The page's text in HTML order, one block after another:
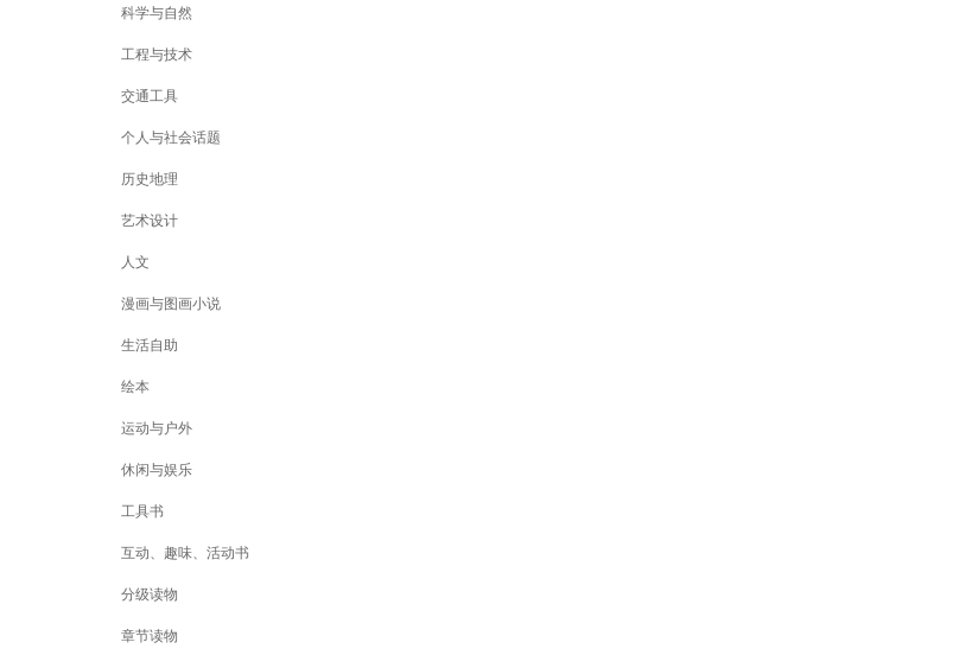
科学与自然
工程与技术
交通工具
个人与社会话题
历史地理
艺术设计
人文
漫画与图画小说
生活自助
绘本
运动与户外
休闲与娱乐
工具书
互动、趣味、活动书
分级读物
章节读物